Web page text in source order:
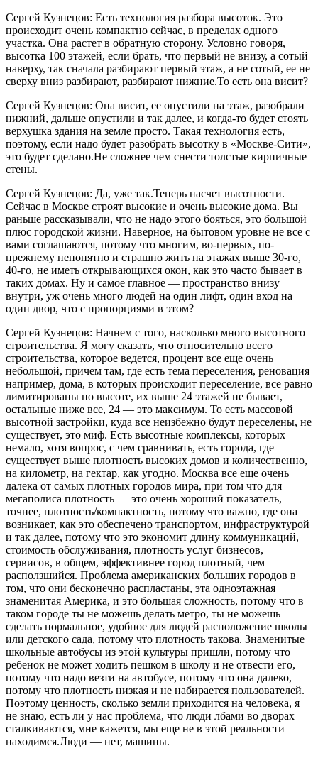
Сергей Кузнецов: Есть технология разбора высоток. Это
происходит очень компактно сейчас, в пределах одного
участка. Она растет в обратную сторону. Условно говоря,
высотка 100 этажей, если брать, что первый не внизу, а сотый
наверху, так сначала разбирают первый этаж, а не сотый, ее не
сверху вниз разбирают, разбирают нижние.То есть она висит?
Сергей Кузнецов: Она висит, ее опустили на этаж, разобрали
нижний, дальше опустили и так далее, и когда-то будет стоять
верхушка здания на земле просто. Такая технология есть,
поэтому, если надо будет разобрать высотку в «Москве-Сити»,
это будет сделано.Не сложнее чем снести толстые кирпичные
стены.
Сергей Кузнецов: Да, уже так.Теперь насчет высотности.
Сейчас в Москве строят высокие и очень высокие дома. Вы
раньше рассказывали, что не надо этого бояться, это большой
плюс городской жизни. Наверное, на бытовом уровне не все с
вами соглашаются, потому что многим, во-первых, по-
прежнему непонятно и страшно жить на этажах выше 30-го,
40-го, не иметь открывающихся окон, как это часто бывает в
таких домах. Ну и самое главное — пространство внизу
внутри, уж очень много людей на один лифт, один вход на
один двор, что с пропорциями в этом?
Сергей Кузнецов: Начнем с того, насколько много высотного
строительства. Я могу сказать, что относительно всего
строительства, которое ведется, процент все еще очень
небольшой, причем там, где есть тема переселения, реновация
например, дома, в которых происходит переселение, все равно
лимитированы по высоте, их выше 24 этажей не бывает,
остальные ниже все, 24 — это максимум. То есть массовой
высотной застройки, куда все неизбежно будут переселены, не
существует, это миф. Есть высотные комплексы, которых
немало, хотя вопрос, с чем сравнивать, есть города, где
существует выше плотность высоких домов и количественно,
на километр, на гектар, как угодно. Москва все еще очень
далека от самых плотных городов мира, при том что для
мегаполиса плотность — это очень хороший показатель,
точнее, плотность/компактность, потому что важно, где она
возникает, как это обеспечено транспортом, инфраструктурой
и так далее, потому что это экономит длину коммуникаций,
стоимость обслуживания, плотность услуг бизнесов,
сервисов, в общем, эффективнее город плотный, чем
расползшийся. Проблема американских больших городов в
том, что они бесконечно распластаны, эта одноэтажная
знаменитая Америка, и это большая сложность, потому что в
таком городе ты не можешь делать метро, ты не можешь
сделать нормальное, удобное для людей расположение школы
или детского сада, потому что плотность такова. Знаменитые
школьные автобусы из этой культуры пришли, потому что
ребенок не может ходить пешком в школу и не отвести его,
потому что надо везти на автобусе, потому что она далеко,
потому что плотность низкая и не набирается пользователей.
Поэтому ценность, сколько земли приходится на человека, я
не знаю, есть ли у нас проблема, что люди лбами во дворах
сталкиваются, мне кажется, мы еще не в этой реальности
находимся.Люди — нет, машины.